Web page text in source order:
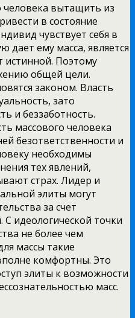
человека вытащить из
в состояние
чувствует себя в
дает ему масса, является
истинной. Поэтому
общей цели.
законом. Власть
зато
и беззаботность.
массового человека
безответственности и
необходимы
тех явлений,
страх. Лидер и
элиты могут
за счет
идеологической точки
не более чем
массы такие
комфортны. Это
элиты к возможности
масс.